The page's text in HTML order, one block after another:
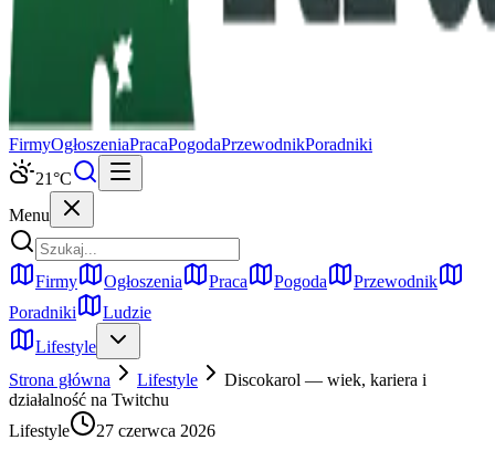
FirmyOgłoszeniaPracaPogodaPrzewodnikPoradniki
21°C
Menu
Firmy Ogłoszenia Praca Pogoda
Przewodnik
Poradniki
Ludzie
Lifestyle
Strona główna
Lifestyle
Discokarol — wiek, kariera i
działalność na Twitchu
Lifestyle
27 czerwca 2026